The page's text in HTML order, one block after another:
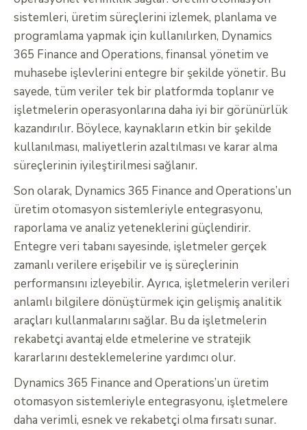
sistemleri, üretim süreçlerini izlemek, planlama ve
programlama yapmak için kullanılırken, Dynamics
365 Finance and Operations, finansal yönetim ve
muhasebe işlevlerini entegre bir şekilde yönetir. Bu
sayede, tüm veriler tek bir platformda toplanır ve
işletmelerin operasyonlarına daha iyi bir görünürlük
kazandırılır. Böylece, kaynakların etkin bir şekilde
kullanılması, maliyetlerin azaltılması ve karar alma
süreçlerinin iyileştirilmesi sağlanır.
Son olarak, Dynamics 365 Finance and Operations’un
üretim otomasyon sistemleriyle entegrasyonu,
raporlama ve analiz yeteneklerini güçlendirir.
Entegre veri tabanı sayesinde, işletmeler gerçek
zamanlı verilere erişebilir ve iş süreçlerinin
performansını izleyebilir. Ayrıca, işletmelerin verileri
anlamlı bilgilere dönüştürmek için gelişmiş analitik
araçları kullanmalarını sağlar. Bu da işletmelerin
rekabetçi avantaj elde etmelerine ve stratejik
kararlarını desteklemelerine yardımcı olur.
Dynamics 365 Finance and Operations’un üretim
otomasyon sistemleriyle entegrasyonu, işletmelere
daha verimli, esnek ve rekabetçi olma fırsatı sunar.